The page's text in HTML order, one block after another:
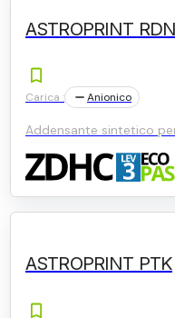
ASTROPRINT RDN
Carica : Anionico
Addensante sintetico
ASTROPRINT PTK